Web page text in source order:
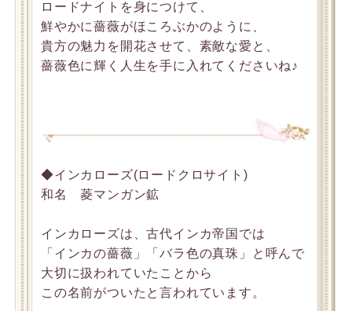
ロードナイトを身につけて、
鮮やかに薔薇がほころぶかのように、
貴方の魅力を開花させて、素敵な愛と、
薔薇色に輝く人生を手に入れてくださいね♪
◆インカローズ(ロードクロサイト)
和名 菱マンガン鉱
インカローズは、古代インカ帝国では
「インカの薔薇」「バラ色の真珠」と呼んで
大切に扱われていたことから
この名前がついたと言われています。